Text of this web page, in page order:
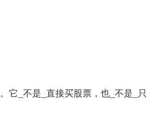
。它_不是_直接买股票，也_不是_只